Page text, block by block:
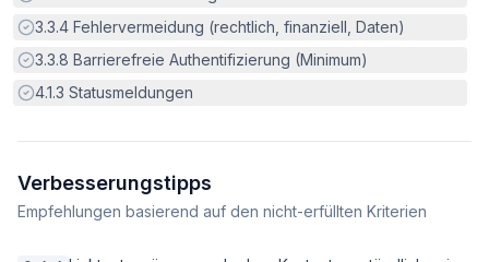
Erfüllt:
3.3.4 Fehlervermeidung (rechtlich, finanziell, Daten)
Erfüllt:
3.3.8 Barrierefreie Authentifizierung (Minimum)
Erfüllt:
4.1.3 Statusmeldungen
Verbesserungstipps
Empfehlungen basierend auf den nicht-erfüllten Kriterien